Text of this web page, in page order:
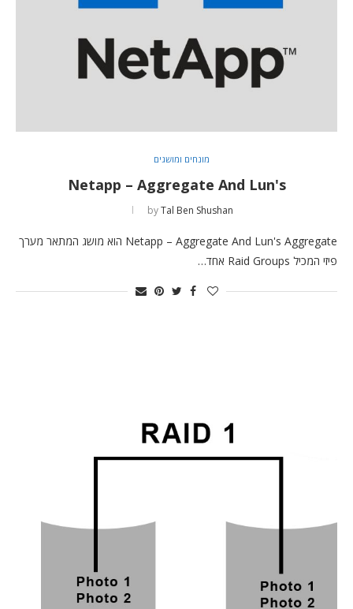
מונחים ומושגים
Netapp – Aggregate And Lun's
byTal Ben Shushan
Netapp – Aggregate And Lun's Aggregate הוא מושג המתאר מערך
פיזי המכיל Raid Groups אחד…